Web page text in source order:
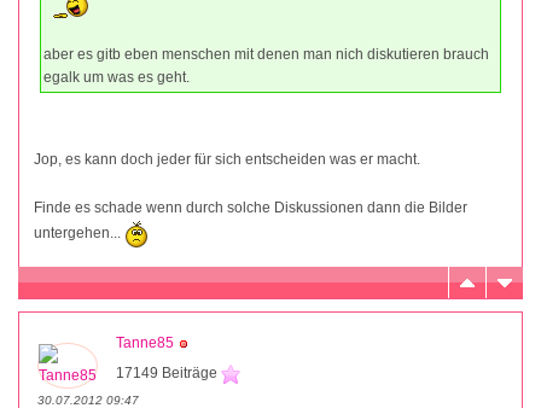
aber es gitb eben menschen mit denen man nich diskutieren brauch
egalk um was es geht.
Jop, es kann doch jeder für sich entscheiden was er macht.
Finde es schade wenn durch solche Diskussionen dann die Bilder
untergehen...
Tanne85
17149 Beiträge
30.07.2012 09:47